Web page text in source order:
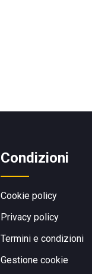
Condizioni
Cookie policy
Privacy policy
Termini e condizioni
Gestione cookie